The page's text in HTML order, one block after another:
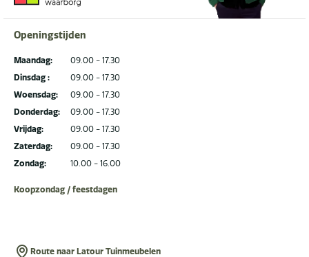
Openingstijden
Maandag:
Dinsdag :
Woensdag:
Donderdag:
Vrijdag:
Zaterdag:
Zondag:
09.00 - 17.30
09.00 - 17.30
09.00 - 17.30
09.00 - 17.30
09.00 - 17.30
09.00 - 17.30
10.00 - 16.00
Koopzondag / feestdagen
Route naar Latour Tuinmeubelen